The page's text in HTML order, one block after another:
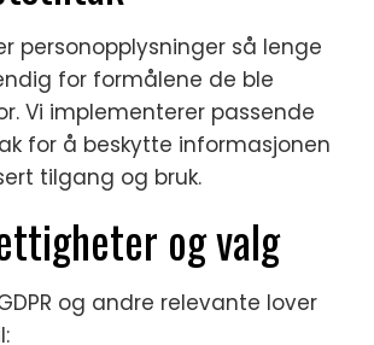
personopplysninger så lenge
for formålene de ble
Vi implementerer passende
for å beskytte informasjonen
tilgang og bruk.
og valg
og andre relevante lover